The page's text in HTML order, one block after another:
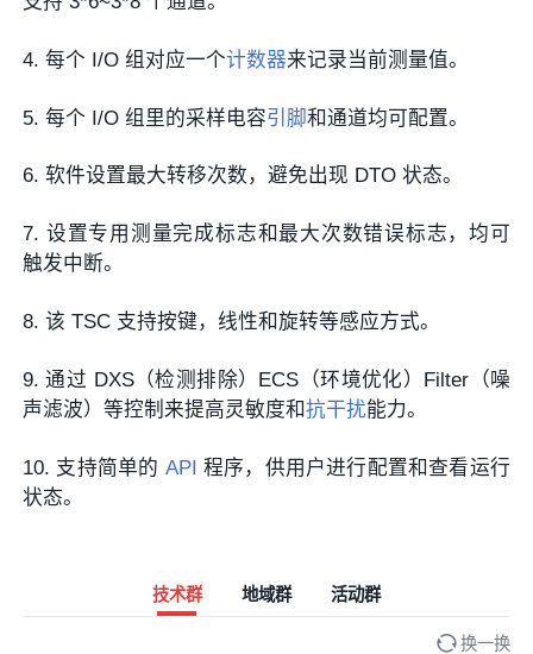
4. 每个 I/O 组对应一个计数器来记录当前测量值。
5. 每个 I/O 组里的采样电容引脚和通道均可配置。
6. 软件设置最大转移次数，避免出现 DTO 状态。
7. 设置专用测量完成标志和最大次数错误标志，均可
触发中断。
8. 该 TSC 支持按键，线性和旋转等感应方式。
9. 通过 DXS（检测排除）ECS（环境优化）Filter（噪
声滤波）等控制来提高灵敏度和抗干扰能力。
10. 支持简单的 API 程序，供用户进行配置和查看运行
状态。
技术群 地域群 活动群
换一换